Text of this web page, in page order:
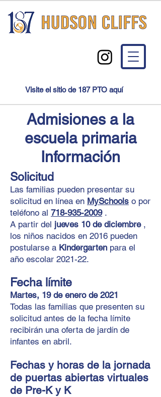
Visite el sitio de 187 PTO aquí
Admisiones a la
escuela primaria
Información
Solicitud
Las familias pueden presentar su
solicitud en línea en MySchools o por
teléfono al 718-935-2009.
A partir del jueves 10 de diciembre,
los niños nacidos en 2016 pueden
postularse a Kindergarten para el
año escolar 2021-22.
Fecha límite
Martes, 19 de enero de 2021
Todas las familias que presenten su
solicitud antes de la fecha límite
recibirán una oferta de jardín de
infantes en abril.
Fechas y horas de la jornada
de puertas abiertas virtuales
de Pre-K y K